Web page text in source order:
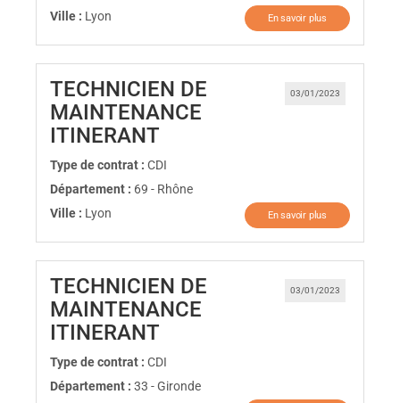
Ville : Lyon En savoir plus
03/01/2023
TECHNICIEN DE
MAINTENANCE
ITINERANT
Type de contrat : CDI
Département : 69 - Rhône
Ville : Lyon En savoir plus
03/01/2023
TECHNICIEN DE
MAINTENANCE
ITINERANT
Type de contrat : CDI
Département : 33 - Gironde